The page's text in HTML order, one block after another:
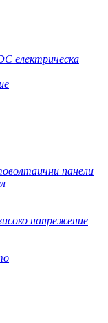
електрическа
панели
напрежение